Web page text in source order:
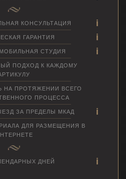
КОНСУЛЬТАЦИЯ
ГАРАНТИЯ
СТУДИЯ
ПОДХОД К КАЖДОМУ
НА ПРОТЯЖЕНИИ ВСЕГО
ПРОЦЕССА
ЗА ПРЕДЕЛЫ МКАД
ДЛЯ РАЗМЕЩЕНИЯ В
ДНЕЙ